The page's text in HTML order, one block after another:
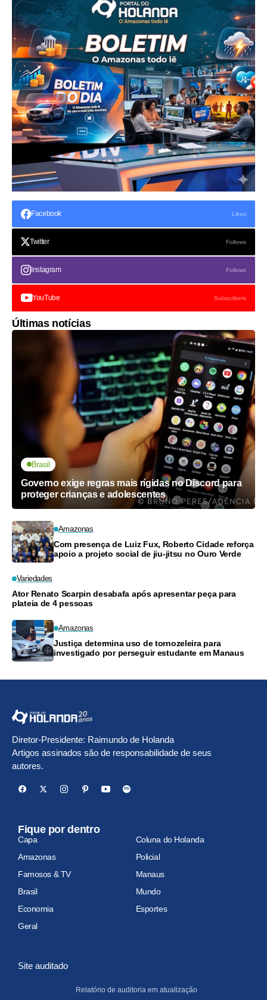
Facebook Likes
Twitter Follows
Instagram Follows
YouTube Subscribers
Últimas notícias
Brasil
Governo exige regras mais rígidas no Discord para
proteger crianças e adolescentes
Amazonas
Com presença de Luiz Fux, Roberto Cidade reforça
apoio a projeto social de jiu-jitsu no Ouro Verde
Variedades
Ator Renato Scarpin desabafa após apresentar peça para
plateia de 4 pessoas
Amazonas
Justiça determina uso de tornozeleira para
investigado por perseguir estudante em Manaus
Diretor-Presidente: Raimundo de Holanda
Artigos assinados são de responsabilidade de seus
autores.
Fique por dentro
Capa
Coluna do Holanda
Amazonas
Policial
Famosos & TV
Manaus
Brasil
Mundo
Economia
Esportes
Geral
Site auditado
Relatório de auditoria em atualização